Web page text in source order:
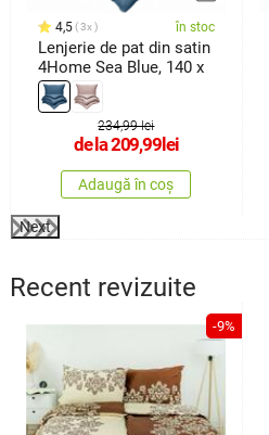
4,5 3x în stoc
Lenjerie de pat din satin
4Home Sea Blue, 140 x
234,99 lei
de la209,99 lei
Adaugă în coș
Next
Recent revizuite
-9%